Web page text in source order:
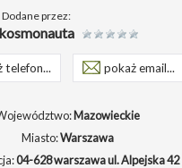
Dodane przez:
kosmonauta
telefon... pokaż email...
Mazowieckie
Miasto:Warszawa
04-628 warszawa ul. Alpejska 42